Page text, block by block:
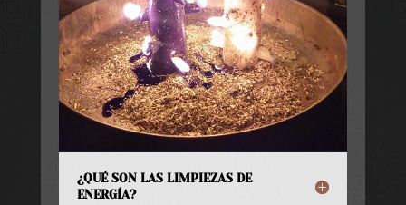
¿QUÉ SON LAS LIMPIEZAS DE
ENERGÍA?